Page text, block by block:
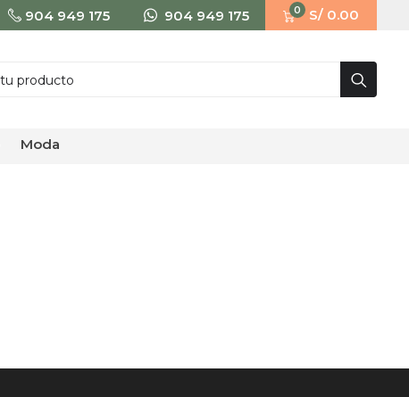
904 949 175 904 949 175 0 S/ 0.00
moda